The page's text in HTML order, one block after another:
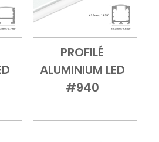
Add to Cart
Vue
PROFILÉ
ALUMINIUM LED
#940